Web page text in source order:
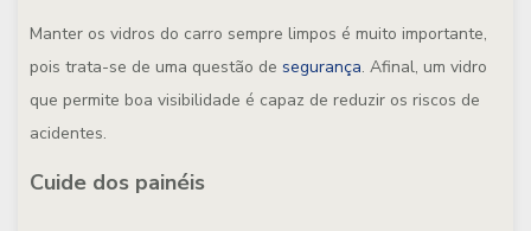
Manter os vidros do carro sempre limpos é muito importante,
pois trata-se de uma questão de segurança. Afinal, um vidro
que permite boa visibilidade é capaz de reduzir os riscos de
acidentes.
Cuide dos painéis